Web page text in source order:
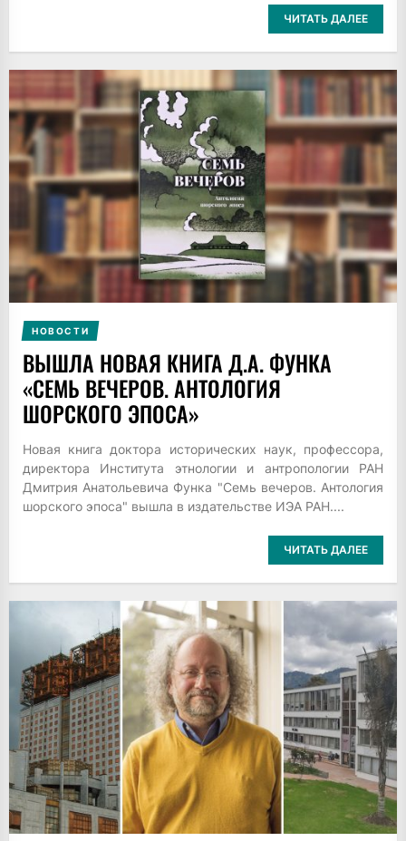
ЧИТАТЬ ДАЛЕЕ
НОВОСТИ
ВЫШЛА НОВАЯ КНИГА Д.А. ФУНКА
«СЕМЬ ВЕЧЕРОВ. АНТОЛОГИЯ
ШОРСКОГО ЭПОСА»
Новая книга доктора исторических наук, профессора,
директора Института этнологии и антропологии РАН
Дмитрия Анатольевича Функа "Семь вечеров. Антология
шорского эпоса" вышла в издательстве ИЭА РАН....
ЧИТАТЬ ДАЛЕЕ